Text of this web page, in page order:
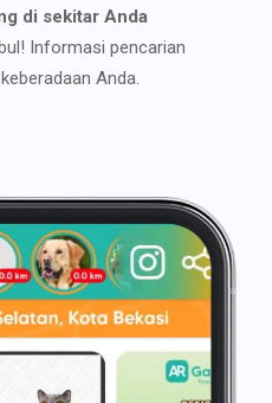
di sekitar Anda
Informasi pencarian
Anda.